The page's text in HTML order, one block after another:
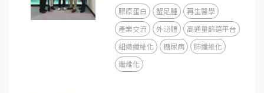
膠原蛋白 蟹足腫
再生醫學
產業交流
外泌體
高通量篩選平台
組織纖維化
糖尿病
肺纖維化
纖維化